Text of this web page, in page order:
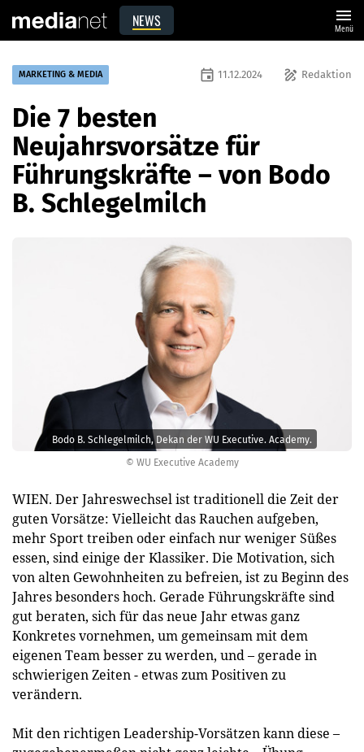
NEWS menu
Menü
© WU Executive Academy
Bodo B. Schlegelmilch, Dekan der WU Executive. Academy.
MARKETING & MEDIA draw Redaktion
event 11.12.2024
Die 7 besten
Neujahrsvorsätze für
Führungskräfte – von Bodo
B. Schlegelmilch
WIEN. Der Jahreswechsel ist traditionell die Zeit der
guten Vorsätze: Vielleicht das Rauchen aufgeben,
mehr Sport treiben oder einfach nur weniger Süßes
essen, sind einige der Klassiker. Die Motivation, sich
von alten Gewohnheiten zu befreien, ist zu Beginn des
Jahres besonders hoch. Gerade Führungskräfte sind
gut beraten, sich für das neue Jahr etwas ganz
Konkretes vornehmen, um gemeinsam mit dem
eigenen Team besser zu werden, und – gerade in
schwierigen Zeiten - etwas zum Positiven zu
verändern.
Mit den richtigen Leadership-Vorsätzen kann diese –